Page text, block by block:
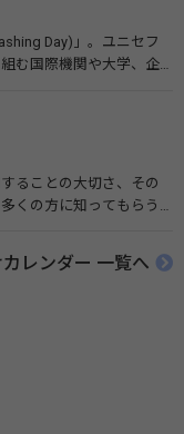
労働省）
Day)」。ユニセフ
む国際機関や大学、企
ることの大切さ、その
くの方に知ってもらう
スガイド）
レンダー 一覧へ